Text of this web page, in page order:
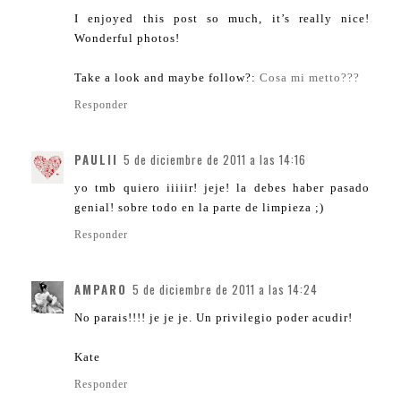
I enjoyed this post so much, it’s really nice!
Wonderful photos!
Take a look and maybe follow?: Cosa mi metto???
Responder
PAULII 5 de diciembre de 2011 a las 14:16
yo tmb quiero iiiiir! jeje! la debes haber pasado
genial! sobre todo en la parte de limpieza ;)
Responder
AMPARO 5 de diciembre de 2011 a las 14:24
No parais!!!! je je je. Un privilegio poder acudir!
Kate
Responder